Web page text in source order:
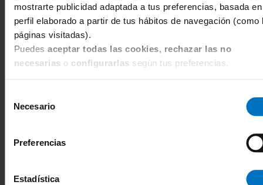
mostrarte publicidad adaptada a tus preferencias, basada
perfil elaborado a partir de tus hábitos de navegación (como
páginas visitadas).
Puedes aceptar todas las cookies, rechazar las no
necesarias o configurarlas según tus preferencias.
Necesario
Preferencias
Estadística
NOVEDADES...
SUSCRÍBETE Y RECIBE UN 10% EN
LA PRIMERA COMPRA*. ADEMÁS
SÉ LA PRIMERA EN DISFRUTAR